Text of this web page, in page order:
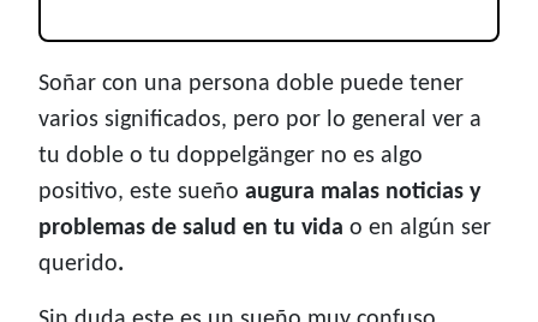
Soñar con una persona doble puede tener
varios significados, pero por lo general ver a
tu doble o tu doppelgänger no es algo
positivo, este sueño augura malas noticias y
problemas de salud en tu vida o en algún ser
querido.